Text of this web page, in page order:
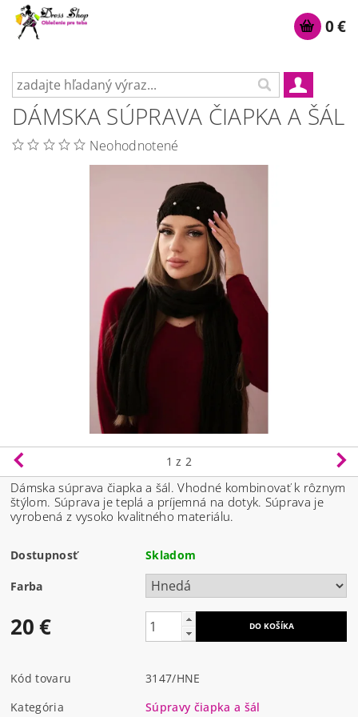
0 €
DÁMSKA SÚPRAVA ČIAPKA A ŠÁL
Neohodnotené
1 z 2
Dámska súprava čiapka a šál. Vhodné kombinovať k rôznym
štýlom. Súprava je teplá a príjemná na dotyk. Súprava je
vyrobená z vysoko kvalitného materiálu.
Dostupnosť Skladom
Farba
20 €
Kód tovaru
3147/HNE
Kategória
Súpravy čiapka a šál